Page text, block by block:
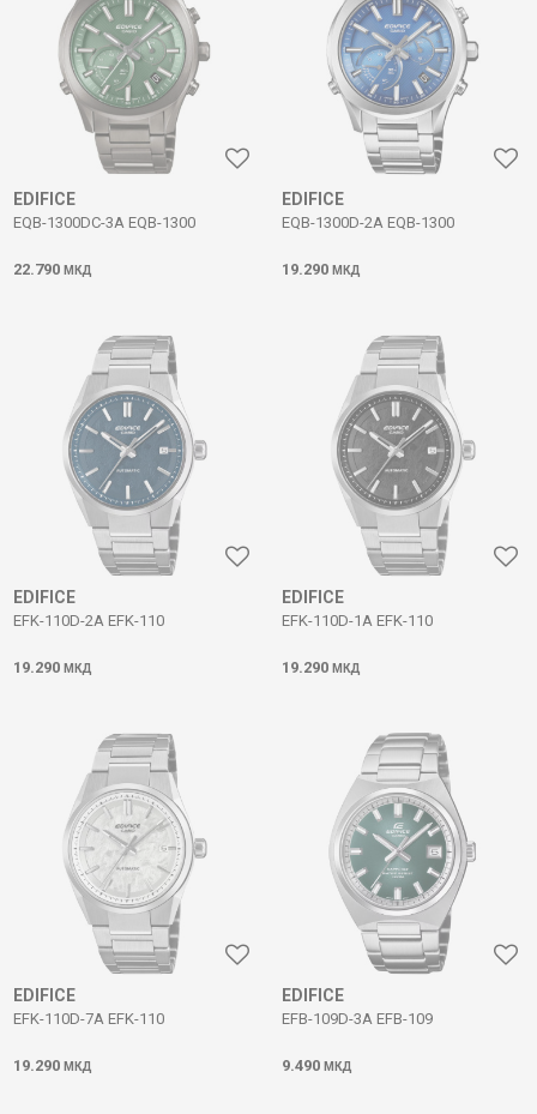
EDIFICE
EQB-1300DC-3A EQB-1300
22.790 МКД
EDIFICE
EQB-1300D-2A EQB-1300
19.290 МКД
EDIFICE
EFK-110D-2A EFK-110
19.290 МКД
EDIFICE
EFK-110D-1A EFK-110
19.290 МКД
EDIFICE
EFK-110D-7A EFK-110
19.290 МКД
EDIFICE
EFB-109D-3A EFB-109
9.490 МКД